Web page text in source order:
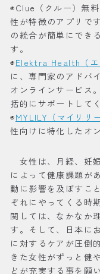
◉Clue（クルー）無
性が特徴のアプリで
の統合が簡単にでき
す。
◉Elektra Health（エ
に、専門家のアドバ
オンラインサービス
括的にサポートして
◉MYLILY（マイリリー
性向けに特化したオ
女性は、月経、妊
によって健康課題が
動に影響を及ぼすこ
ぞれにやってくる時
関しては、なかなか
す。そして、日本に
に対するケアが圧倒
きた女性がずっと健
どが充実する事を願